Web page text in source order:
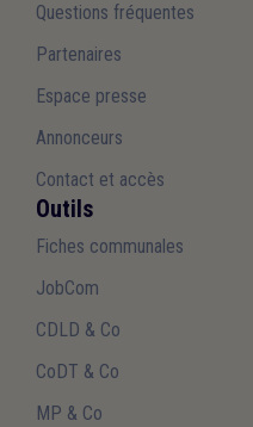
Questions fréquentes
Partenaires
Espace presse
Annonceurs
Contact et accès
Outils
Fiches communales
JobCom
CDLD & Co
CoDT & Co
MP & Co